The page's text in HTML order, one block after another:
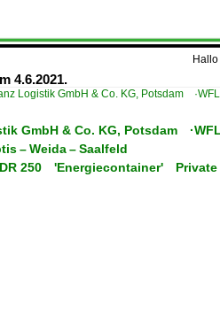
4.6.2021.
Logistik GmbH & Co. KG, Potsdam
GmbH & Co. KG, Potsdam
– Weida – Saalfeld
250 'Energiecontainer' Private